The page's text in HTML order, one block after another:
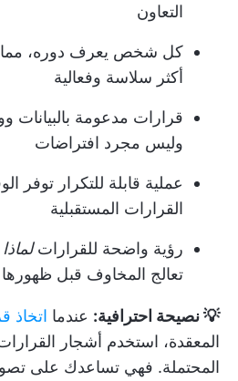
التعاون
كل شخص يعرف دوره، مما
أكثر سلاسة وفعالية
قرارات مدعومة بالبيانات
وليس مجرد افتراضات
عملية قابلة للتكرار توفر
القرارات المستقبلية
رؤية واضحة للقراراتلماذا
تعالج المخاوف قبل ظهورها
💡 نصيحة احترافية: عندما اتخاذ
المعقدة، استخدم أشجار
المحتملة. فهي تساعدك على